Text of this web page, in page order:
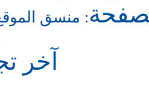
: منسق
آخر